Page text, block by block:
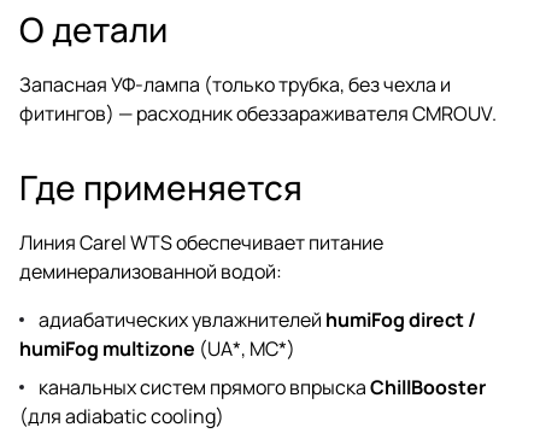
О детали
Запасная УФ-лампа (только трубка, без чехла и
фитингов) — расходник обеззараживателя CMROUV.
Где применяется
Линия Carel WTS обеспечивает питание
деминерализованной водой:
адиабатических увлажнителей humiFog direct /
humiFog multizone (UA*, MC*)
канальных систем прямого впрыскаChillBooster
(для adiabatic cooling)